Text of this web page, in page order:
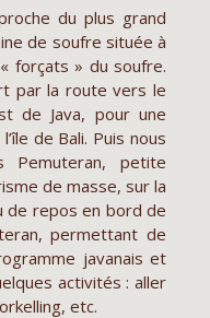
du plus grand
de soufre située à
forçats » du soufre.
par la route vers le
de Java, pour une
de Bali. Puis nous
Pemuteran, petite
de masse, sur la
de repos en bord de
permettant de
javanais et
activités : aller
etc.